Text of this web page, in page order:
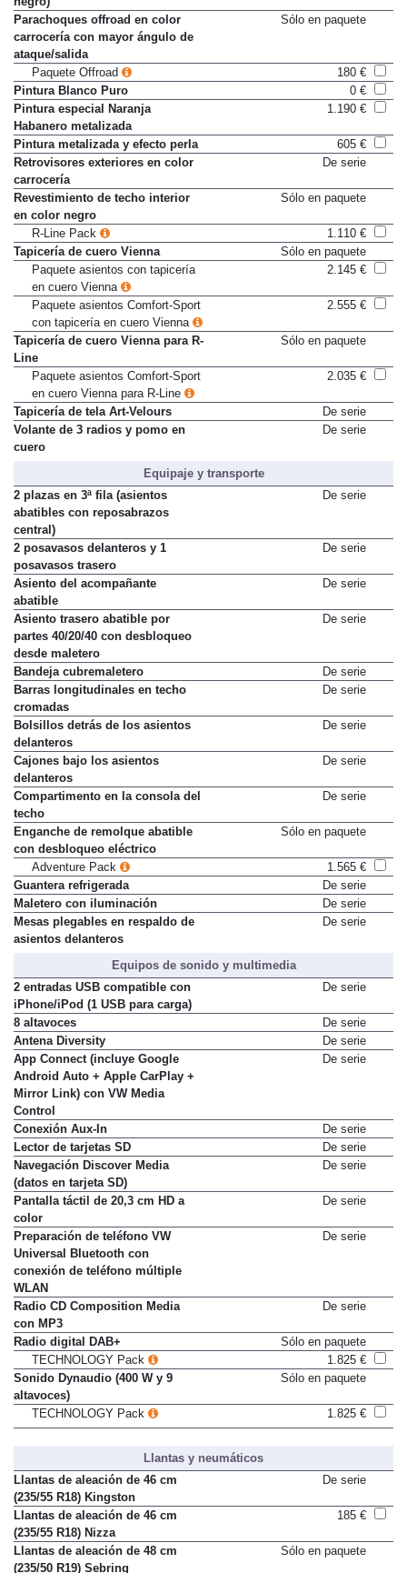
negro)
Parachoques offroad en color
carrocería con mayor ángulo de
ataque/salida
Paquete Offroad
180 €
Pintura Blanco Puro
0 €
Pintura especial Naranja
Habanero metalizada
Pintura metalizada y efecto perla
605 €
Retrovisores exteriores en color
carrocería
Revestimiento de techo interior
en color negro
R-Line Pack
1.110 €
Tapicería de cuero Vienna
Sólo en paquete
Paquete asientos con tapicería
en cuero Vienna
Paquete asientos Comfort-Sport
con tapicería en cuero Vienna
Tapicería de cuero Vienna para R-
Line
Paquete asientos Comfort-Sport
en cuero Vienna para R-Line
Tapicería de tela Art-Velours
De serie
Volante de 3 radios y pomo en
Equipaje y transporte
2 plazas en 3ª fila (asientos
abatibles con reposabrazos
central)
2 posavasos delanteros y 1
posavasos trasero
Asiento del acompañante
abatible
Asiento trasero abatible por
partes 40/20/40 con desbloqueo
desde maletero
Bandeja cubremaletero
De serie
Barras longitudinales en techo
cromadas
Bolsillos detrás de los asientos
delanteros
Cajones bajo los asientos
delanteros
Compartimento en la consola del
techo
Enganche de remolque abatible
con desbloqueo eléctrico
Adventure Pack
1.565 €
Guantera refrigerada
De serie
Maletero con iluminación
De serie
Mesas plegables en respaldo de
Equipos de sonido y multimedia
2 entradas USB compatible con
iPhone/iPod (1 USB para carga)
8 altavoces
De serie
Antena Diversity
De serie
App Connect (incluye Google
Android Auto + Apple CarPlay +
Mirror Link) con VW Media
Control
Conexión Aux-In
De serie
Lector de tarjetas SD
De serie
Navegación Discover Media
(datos en tarjeta SD)
Pantalla táctil de 20,3 cm HD a
color
Preparación de teléfono VW
Universal Bluetooth con
conexión de teléfono múltiple
WLAN
Radio CD Composition Media
con MP3
Radio digital DAB+
Sólo en paquete
TECHNOLOGY Pack
1.825 €
Sonido Dynaudio (400 W y 9
altavoces)
TECHNOLOGY Pack 1.825 €
Llantas y neumáticos
Llantas de aleación de 46 cm
(235/55 R18) Kingston
Llantas de aleación de 46 cm
(235/55 R18) Nizza
Llantas de aleación de 48 cm